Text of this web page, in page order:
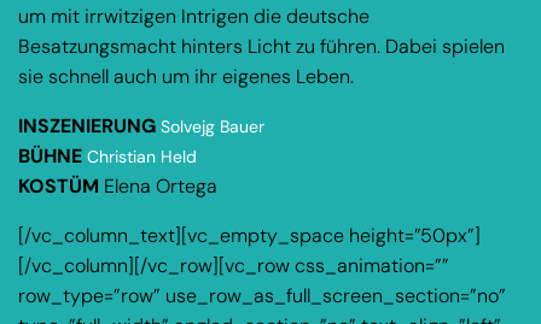
um mit irrwitzigen Intrigen die deutsche
Besatzungsmacht hinters Licht zu führen. Dabei spielen
sie schnell auch um ihr eigenes Leben.
INSZENIERUNG Solvejg Bauer
BÜHNE Christian Held
KOSTÜM Elena Ortega
[/vc_column_text][vc_empty_space height=”50px”]
[/vc_column][/vc_row][vc_row css_animation=””
row_type=”row” use_row_as_full_screen_section=”no”